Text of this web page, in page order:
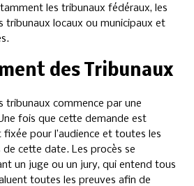
les tribunaux fédéraux, les
tribunaux locaux ou municipaux et
des Tribunaux
tribunaux commence par une
fois que cette demande est
pour l’audience et toutes les
cette date. Les procès se
un juge ou un jury, qui entend tous
toutes les preuves afin de